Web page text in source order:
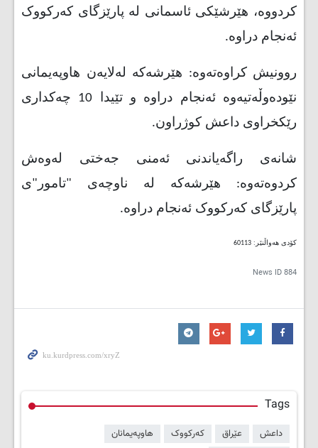
کردووه‌، هێرشێکى ئاسمانى له‌ پارێزگاى که‌رکووک
ئه‌نجام دراوه‌.
روونیش کراوه‌ته‌وه‌: هێرشه‌که‌ له‌لایه‌ن هاوپه‌یمانى
نێوده‌وڵه‌تیه‌وه‌ ئه‌نجام دراوه‌ و تێیدا 10 چه‌کدارى
رێکخراوى داعش کوژراون.
شانه‌ى راگه‌یاندنى ئه‌منى جه‌ختی له‌وه‌ش
کردوه‌ته‌وه‌: هێرشه‌که‌ له‌ ناوچه‌ى "تامور"ى
پارێزگاى که‌رکووک ئه‌نجام دراوه‌.
کۆدی هەواڵنێر: 60113
News ID884
Tags
داعش عێراق کەرکووک
هاوپەیمانان